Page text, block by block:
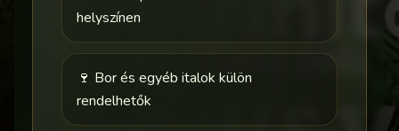
helyszínen
🍷 Bor és egyéb italok külön
rendelhetők